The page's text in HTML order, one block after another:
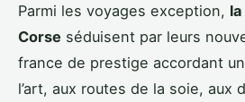
Parmi les voyages exception,
Corse séduisent par leurs
france de prestige accordant
l’art, aux routes de la soie, aux